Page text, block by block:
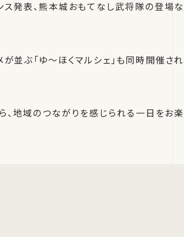
ス発表、熊本城おもてなし武将隊の登場な
並ぶ「ゆ～ほくマルシェ」も同時開催され
、地域のつながりを感じられる一日をお楽